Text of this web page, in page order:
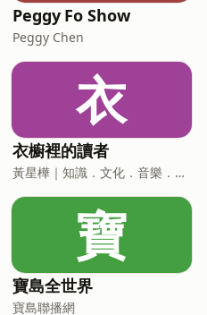
Peggy Fo Show
Peggy Chen
衣
衣櫥裡的讀者
黃星樺｜知識．文化．音樂．閱讀．讀書．聽書．說書
寶
寶島全世界
寶島聯播網